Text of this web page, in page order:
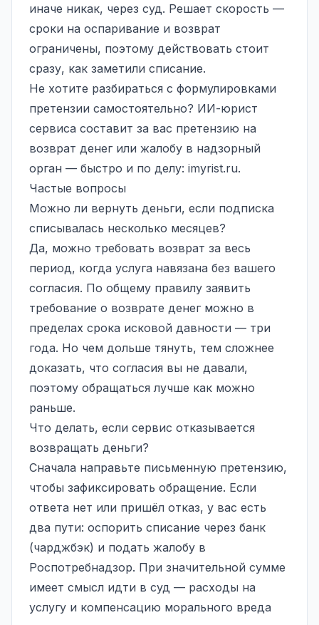
иначе никак, через суд. Решает скорость —
сроки на оспаривание и возврат
ограничены, поэтому действовать стоит
сразу, как заметили списание.
Не хотите разбираться с формулировками
претензии самостоятельно? ИИ-юрист
сервиса составит за вас претензию на
возврат денег или жалобу в надзорный
орган — быстро и по делу: imyrist.ru.
Частые вопросы
Можно ли вернуть деньги, если подписка
списывалась несколько месяцев?
Да, можно требовать возврат за весь
период, когда услуга навязана без вашего
согласия. По общему правилу заявить
требование о возврате денег можно в
пределах срока исковой давности — три
года. Но чем дольше тянуть, тем сложнее
доказать, что согласия вы не давали,
поэтому обращаться лучше как можно
раньше.
Что делать, если сервис отказывается
возвращать деньги?
Сначала направьте письменную претензию,
чтобы зафиксировать обращение. Если
ответа нет или пришёл отказ, у вас есть
два пути: оспорить списание через банк
(чарджбэк) и подать жалобу в
Роспотребнадзор. При значительной сумме
имеет смысл идти в суд — расходы на
услугу и компенсацию морального вреда